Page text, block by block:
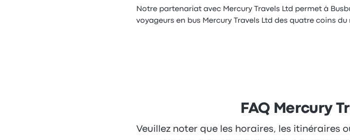
Notre partenariat avec Mercury Travels Ltd permet à
voyageurs en bus Mercury Travels Ltd des quatre coins du
FAQ Mercury
Veuillez noter que les horaires, les itinéraires